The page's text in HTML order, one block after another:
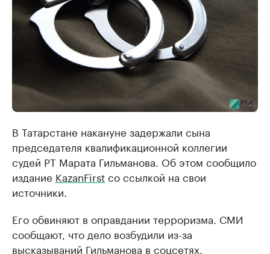
В Татарстане накануне задержали сына
председателя квалификационной коллегии
судей РТ Марата Гильманова. Об этом сообщило
издание KazanFirstсо ссылкой на свои
источники.
Его обвиняют в оправдании терроризма. СМИ
сообщают, что дело возбудили из-за
высказываний Гильманова в соцсетях.